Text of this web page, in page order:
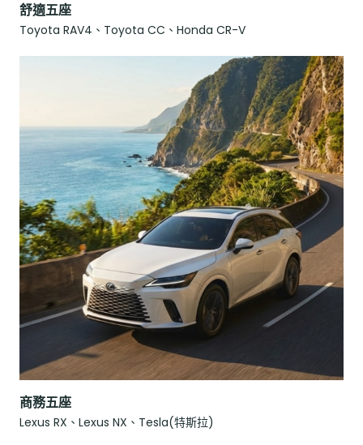
舒適五座
Toyota RAV4、Toyota CC、Honda CR-V
商務五座
Lexus RX、Lexus NX、Tesla(特斯拉)